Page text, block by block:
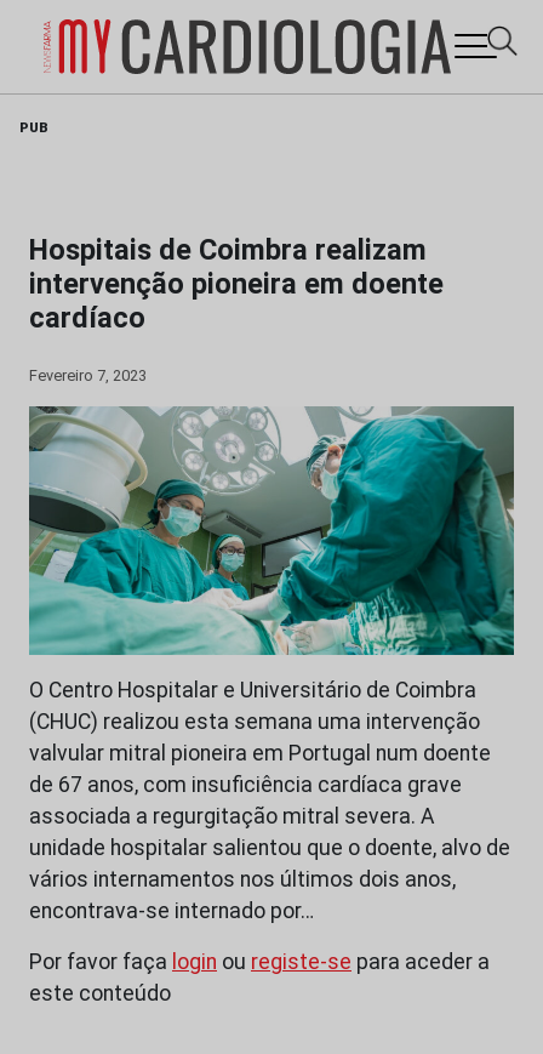
PUB
Hospitais de Coimbra realizam
intervenção pioneira em doente
cardíaco
Fevereiro 7, 2023
O Centro Hospitalar e Universitário de Coimbra
(CHUC) realizou esta semana uma intervenção
valvular mitral pioneira em Portugal num doente
de 67 anos, com insuficiência cardíaca grave
associada a regurgitação mitral severa. A
unidade hospitalar salientou que o doente, alvo de
vários internamentos nos últimos dois anos,
encontrava-se internado por…
Por favor faça login ou registe-se para aceder a
este conteúdo